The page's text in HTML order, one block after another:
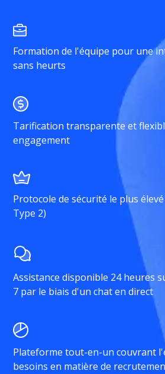
Formation de l'équipe pour une
sans heurts
Tarification transparente et
engagement
Protocole de sécurité le plus
Type 2)
Assistance disponible 24 heures
7 par le biais d'un chat en direct
Plateforme tout-en-un couvrant
besoins en matière de